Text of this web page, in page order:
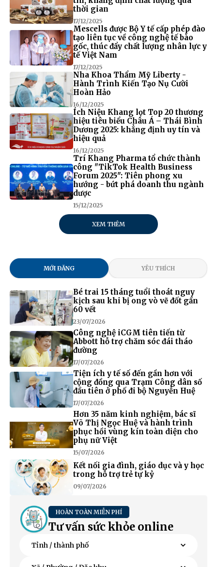
thời gian
17/12/2025
Mescells được Bộ Y tế cấp phép đào
tạo liên tục về công nghệ tế bào
gốc, thúc đẩy chất lượng nhân lực y
tế Việt Nam
17/12/2025
Nha Khoa Thẩm Mỹ Liberty -
Hành Trình Kiến Tạo Nụ Cười
Hoàn Hảo
16/12/2025
Ích Niệu Khang lọt Top 20 thương
hiệu tiêu biểu Châu Á – Thái Bình
Dương 2025: khẳng định uy tín và
hiệu quả
16/12/2025
Trí Khang Pharma tổ chức thành
công "TikTok Health Business
Forum 2025": Tiên phong xu
hướng - bứt phá doanh thu ngành
dược
15/12/2025
XEM THÊM
MỚI ĐĂNG YÊU THÍCH
Bé trai 15 tháng tuổi thoát nguy
kịch sau khi bị ong vò vẽ đốt gần
60 vết
23/07/2026
Công nghệ iCGM tiên tiến từ
Abbott hỗ trợ chăm sóc đái tháo
đường
17/07/2026
Tiện ích y tế số đến gần hơn với
cộng đồng qua Trạm Công dân số
đầu tiên ở phố đi bộ Nguyễn Huệ
17/07/2026
Hơn 35 năm kinh nghiệm, bác sĩ
Võ Thị Ngọc Huệ và hành trình
phục hồi vùng kín toàn diện cho
phụ nữ Việt
15/07/2026
Kết nối gia đình, giáo dục và y học
trong hỗ trợ trẻ tự kỷ
09/07/2026
HOÀN TOÀN MIỄN PHÍ
Tư vấn sức khỏe online